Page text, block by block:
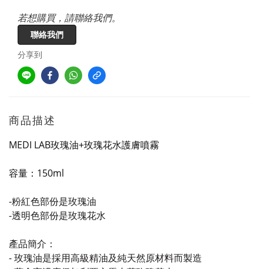
若想購買，請聯絡我們。
聯絡我們
分享到
商品描述
MEDI LAB玫瑰油+玫瑰花水護膚噴霧
容量：150ml
-粉紅色部份是玫瑰油
-透明色部份是玫瑰花水
產品簡介：
- 玫瑰油是採用高級精油及純天然原材料而製造